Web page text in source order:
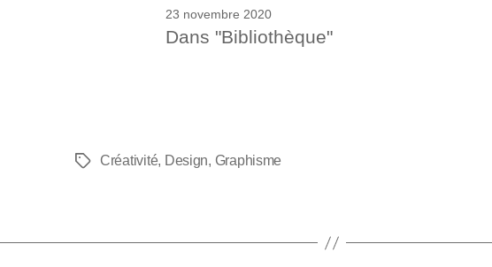
23 novembre 2020
Dans "Bibliothèque"
Étiquettes
Créativité, Design, Graphisme